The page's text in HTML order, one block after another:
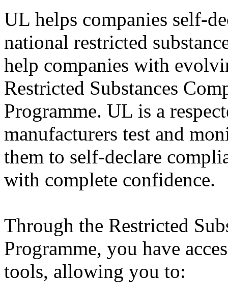
UL helps companies self-
national restricted
help companies with
Restricted Substances
Programme. UL is a
manufacturers test and
them to self-declare
with complete confidence.
Through the Restricted
Programme, you have
tools, allowing you to: